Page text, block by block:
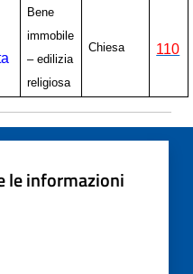
Bene
immobile
– edilizia
religiosa
Chiesa 110
le informazioni